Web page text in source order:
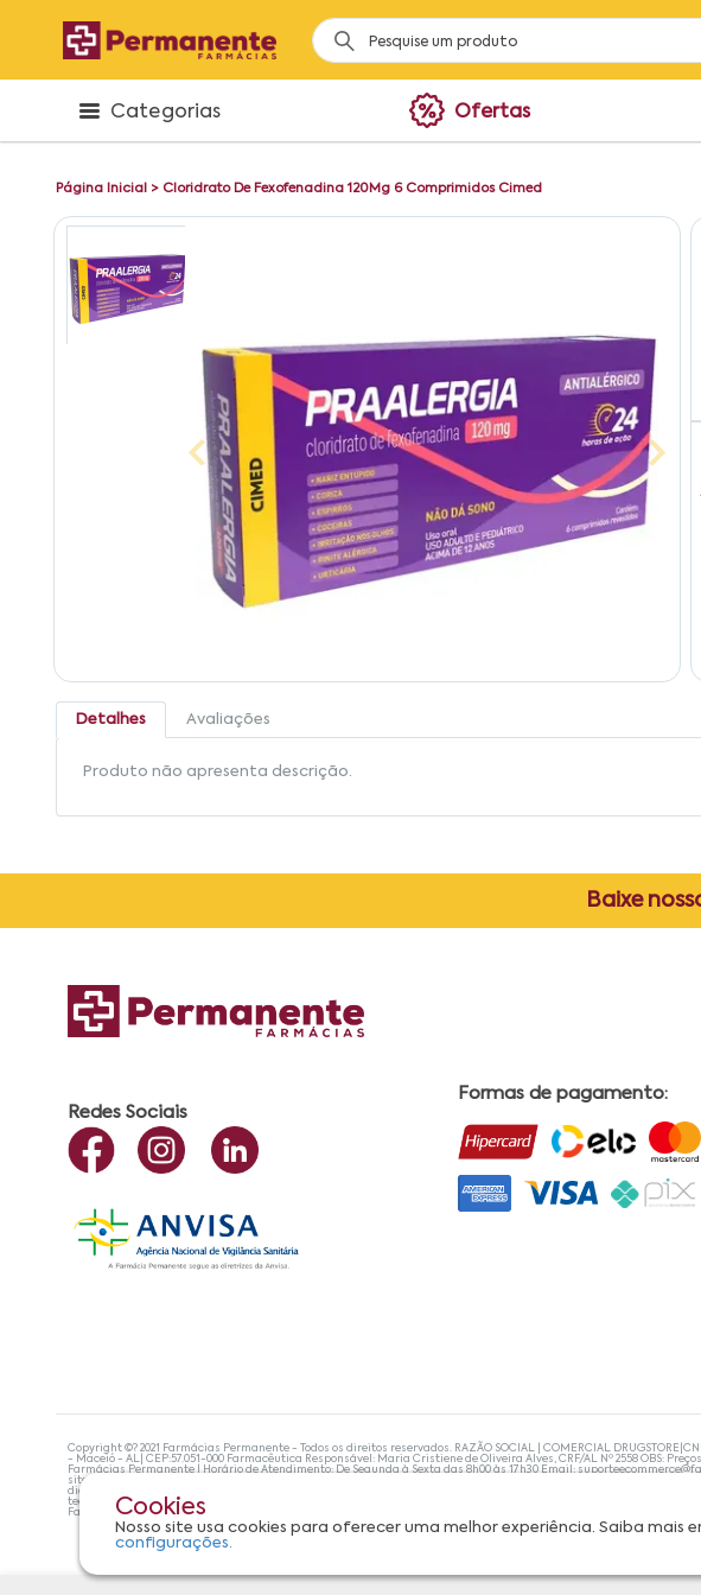
Categorias Ofertas
Página Inicial > Cloridrato De Fexofenadina 120Mg 6 Comprimidos Cimed
Detalhes Avaliações
Produto não apresenta descrição.
Cookies
Nosso site usa cookies para oferecer uma melhor experiência. Saiba mais
configurações.
Baixe
Redes Sociais
Formas de pagamento:
Copyright ©? 2021 Farmácias Permanente - Todos os direitos reservados. RAZÃO SOCIAL | COMERCIAL
- Maceió - AL| CEP:57.051-000 Farmacêutica Responsável: Maria Cristiene de Oliveira Alves, CRF/AL Nº 2558 OBS:
Farmácias Permanente | Horário de Atendimento: De Segunda à Sexta das 8h00 às 17h30 Email:
site não devem ser utilizadas para automedicação e, de forma alguma, substituem as orientações de um profissional
diagnosticar problemas de saúde e prescrever o tratamento adequado. Se os sintomas persistirem, um médico deve
tecnologias mais avançadas de proteção de dados, para que você possa realizar suas compras com tranquilidade. A
Farmácias Permanente. Todos os pedidos efetuados estão sujeitos à confirmação da disponibilidade de produto em